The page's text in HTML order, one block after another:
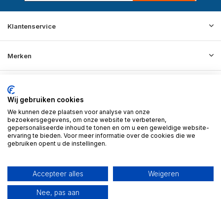
Klantenservice
Merken
Informatie
Contact
© 2026 BD Store - Theme By
Wij gebruiken cookies
We kunnen deze plaatsen voor analyse van onze
bezoekersgegevens, om onze website te verbeteren,
gepersonaliseerde inhoud te tonen en om u een geweldige website-
ervaring te bieden. Voor meer informatie over de cookies die we
gebruiken opent u de instellingen.
Accepteer alles Weigeren
Nee, pas aan